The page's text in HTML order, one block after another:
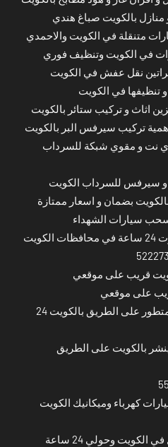
بالكويت صباغ هندي
متنقلة في الكويت والاحمدي
في الكويت وتنظيف فوري
نقل عفش في الكويت
في الكويت
اثاث و تركيب ستائر بالكويت
تركيب سيرفس البر بالكويت
نت و مقوي شبكة للسرداب
سيرفس للسرداب الكويت
بضمان و اسعار ممتازة
سحب سيارات الشهداء
قريب على موقعي
على موقعي
بنشر تصليح سيارات متنقل متطور على الطريق بالكويت 24
بالكويت على الطريق
كهرباء وميكانيك الكويت
وحولي 24 ساعة